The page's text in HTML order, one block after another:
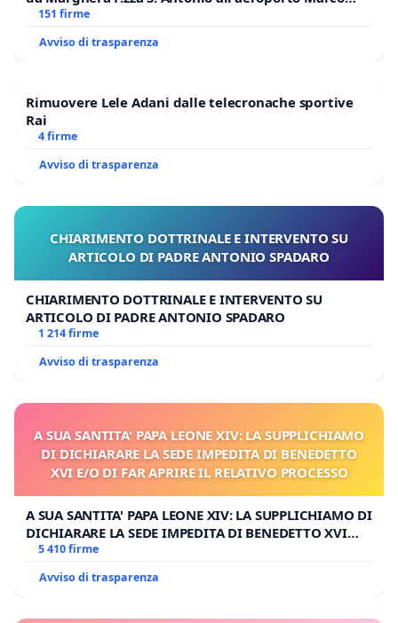
Polo tariffa a € 1,50
151 firme
Avviso di trasparenza
Rimuovere Lele Adani dalle telecronache sportive
Rai
4 firme
Avviso di trasparenza
CHIARIMENTO DOTTRINALE E INTERVENTO SU
ARTICOLO DI PADRE ANTONIO SPADARO
CHIARIMENTO DOTTRINALE E INTERVENTO SU
ARTICOLO DI PADRE ANTONIO SPADARO
1 214 firme
Avviso di trasparenza
A SUA SANTITA' PAPA LEONE XIV: LA SUPPLICHIAMO
DI DICHIARARE LA SEDE IMPEDITA DI BENEDETTO
XVI E/O DI FAR APRIRE IL RELATIVO PROCESSO
A SUA SANTITA' PAPA LEONE XIV: LA SUPPLICHIAMO DI
DICHIARARE LA SEDE IMPEDITA DI BENEDETTO XVI
E/O DI FAR APRIRE IL RELATIVO PROCESSO
5 410 firme
Avviso di trasparenza